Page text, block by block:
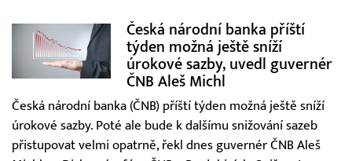
Česká národní banka příští
týden možná ještě sníží
úrokové sazby, uvedl guvernér
ČNB Aleš Michl
Česká národní banka (ČNB) příští týden možná ještě sníží
úrokové sazby. Poté ale bude k dalšímu snižování sazeb
přistupovat velmi opatrně, řekl dnes guvernér ČNB Aleš